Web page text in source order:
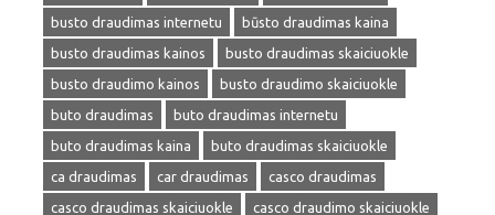
busto draudimas internetu
būsto draudimas kaina
busto draudimas kainos
busto draudimas skaiciuokle
busto draudimo kainos
busto draudimo skaiciuokle
buto draudimas
buto draudimas internetu
buto draudimas kaina
buto draudimas skaiciuokle
ca draudimas
car draudimas
casco draudimas
casco draudimas skaiciuokle
casco draudimo skaiciuokle